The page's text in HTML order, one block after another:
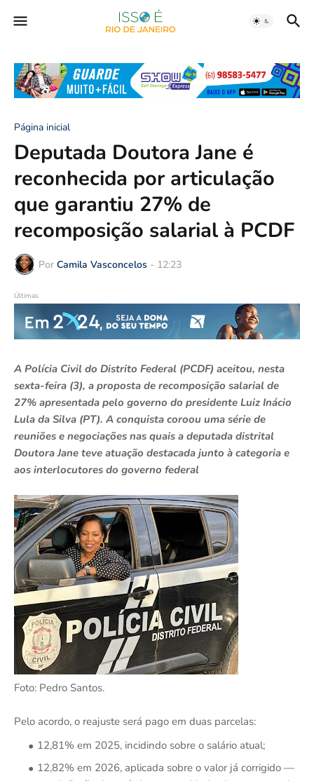
Página inicial
Deputada Doutora Jane é
reconhecida por articulação
que garantiu 27% de
recomposição salarial à PCDF
Por Camila Vasconcelos - 12:23
Últimas
A Polícia Civil do Distrito Federal (PCDF) aceitou, nesta
sexta-feira (3), a proposta de recomposição salarial de
27% apresentada pelo governo do presidente Luiz Inácio
Lula da Silva (PT). A conquista coroou uma série de
reuniões e negociações nas quais a deputada distrital
Doutora Jane teve atuação destacada junto à categoria e
aos interlocutores do governo federal
Foto: Pedro Santos.
Pelo acordo, o reajuste será pago em duas parcelas:
12,81% em 2025, incidindo sobre o salário atual;
12,82% em 2026, aplicada sobre o valor já corrigido —